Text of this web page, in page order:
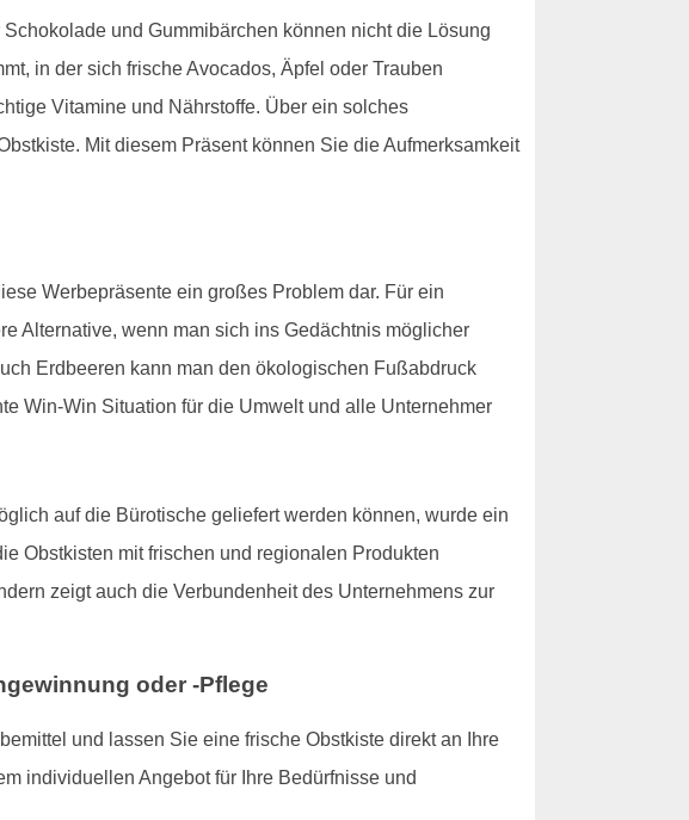
und Gummibärchen können nicht die Lösung
in der sich frische Avocados, Äpfel oder Trauben
Vitamine und Nährstoffe. Über ein solches
Mit diesem Präsent können Sie die Aufmerksamkeit
Werbepräsente ein großes Problem dar. Für ein
Alternative, wenn man sich ins Gedächtnis möglicher
Erdbeeren kann man den ökologischen Fußabdruck
Win-Win Situation für die Umwelt und alle Unternehmer
auf die Bürotische geliefert werden können, wurde ein
Obstkisten mit frischen und regionalen Produkten
zeigt auch die Verbundenheit des Unternehmens zur
oder -Pflege
und lassen Sie eine frische Obstkiste direkt an Ihre
individuellen Angebot für Ihre Bedürfnisse und